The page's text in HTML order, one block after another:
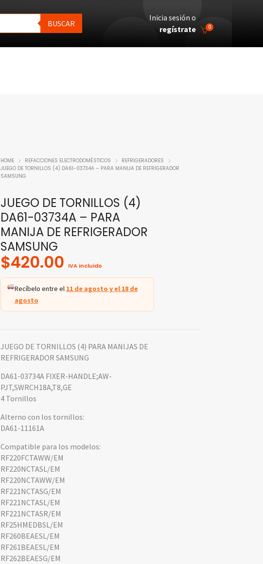
BUSCAR
Inicia sesión o
regístrate
0
HOME REFACCIONES ELECTRODOMÉSTICOS
REFRIGERADORES
JUEGO DE TORNILLOS (4) DA61-03734A – PARA MANIJA DE REFRIGERADOR
SAMSUNG
JUEGO DE TORNILLOS (4)
DA61-03734A – PARA
MANIJA DE REFRIGERADOR
SAMSUNG
$420.00 IVA incluido
Recíbelo entre el 11 de agosto y el 18 de
agosto
JUEGO DE TORNILLOS (4) PARA MANIJAS DE
REFRIGERADOR SAMSUNG
DA61-03734A FIXER-HANDLE;AW-
PJT,SWRCH18A,T8,GE
4 Tornillos
Alterno con los tornillos:
DA61-11161A
Compatible para los modelos:
RF220FCTAWW/EM
RF220NCTASL/EM
RF220NCTAWW/EM
RF221NCTASG/EM
RF221NCTASL/EM
RF221NCTASR/EM
RF25HMEDBSL/EM
RF260BEAESL/EM
RF261BEAESL/EM
RF262BEAESG/EM